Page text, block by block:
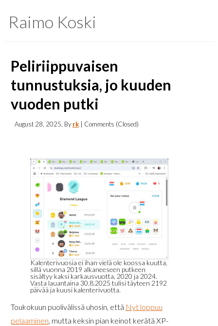
Raimo Koski
Peliriippuvaisen
tunnustuksia, jo kuuden
vuoden putki
August 28, 2025 , By rk | Comments (Closed)
Kalenterivuosia ei ihan vielä ole koossa kuutta,
sillä vuonna 2019 alkaneeseen putkeen
sisältyy kaksi karkausvuotta, 2020 ja 2024.
Vasta lauantaina 30.8.2025 tulisi täyteen 2192
päivää ja kuusi kalenterivuotta.
Toukokuun puolivälissä uhosin, että Nyt loppuu
pelaaminen, mutta keksin pian keinot kerätä XP-